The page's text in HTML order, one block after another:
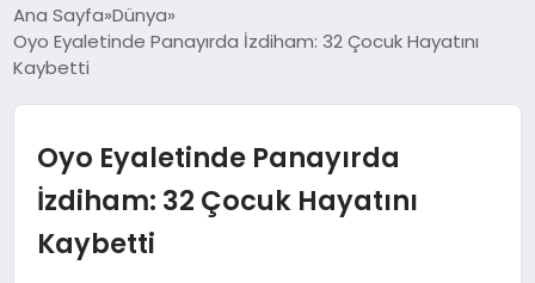
TEKNOLOJI
YAŞAM
SAĞLIK
Ana Sayfa Dünya
Oyo Eyaletinde Panayırda İzdiham: 32 Çocuk Hayatını
Kaybetti
Oyo Eyaletinde Panayırda
İzdiham: 32 Çocuk Hayatını
Kaybetti